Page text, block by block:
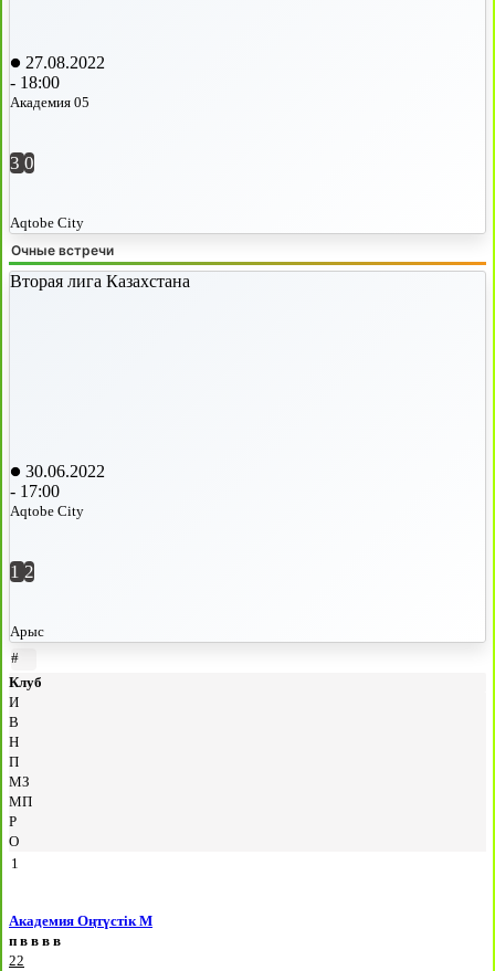
27.08.2022
- 18:00
Академия 05
3 0
Aqtobe City
Очные встречи
Вторая лига Казахстана
30.06.2022
- 17:00
Aqtobe City
1 2
Арыс
#
Клуб
И
В
Н
П
МЗ
МП
Р
О
1
Академия Оңтүстік М
п в в в в
22